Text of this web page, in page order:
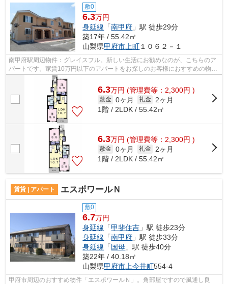
敷0
6.3万円
身延線 「南甲府 」駅 徒歩29分
築17年 / 55.42㎡
山梨県甲府市 上町 １０６２－１
南甲府駅周辺物件：グレイスフル。新しい生活にお勧めなのが、こちらのア
パートです。家賃10万円以下のアパートをお探しのお客様におすすめの物件
です。住まい探しをするなら、当社に...
6.3万円 (管理費等：2,300円 )
敷金 0ヶ月 礼金
2ヶ月
1階 / 2LDK / 55.42㎡
6.3万円 (管理費等：2,300円 )
敷金 0ヶ月 礼金
2ヶ月
1階 / 2LDK / 55.42㎡
賃貸 | アパート エスポワールＮ
敷0
6.7万円
身延線 「甲斐住吉 」駅 徒歩23分
身延線 「南甲府 」駅 徒歩33分
身延線 「国母 」駅 徒歩40分
築22年 / 40.18㎡
山梨県甲府市 上今井町554-4
甲府市周辺のおすすめ物件「エスポワールＮ」。角部屋ですので風通し良